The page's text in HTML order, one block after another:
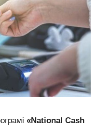
«National Cash